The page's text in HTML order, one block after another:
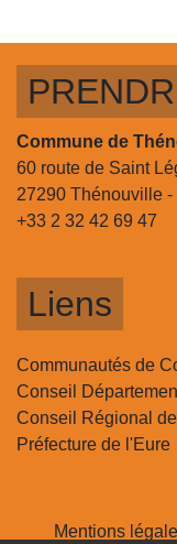
Commune de
60 route de Saint
27290 Thénouville
+33 2 32 42 69 47
Liens
Communautés de
Conseil
Conseil Régional
Préfecture de l'Eure
Mentions